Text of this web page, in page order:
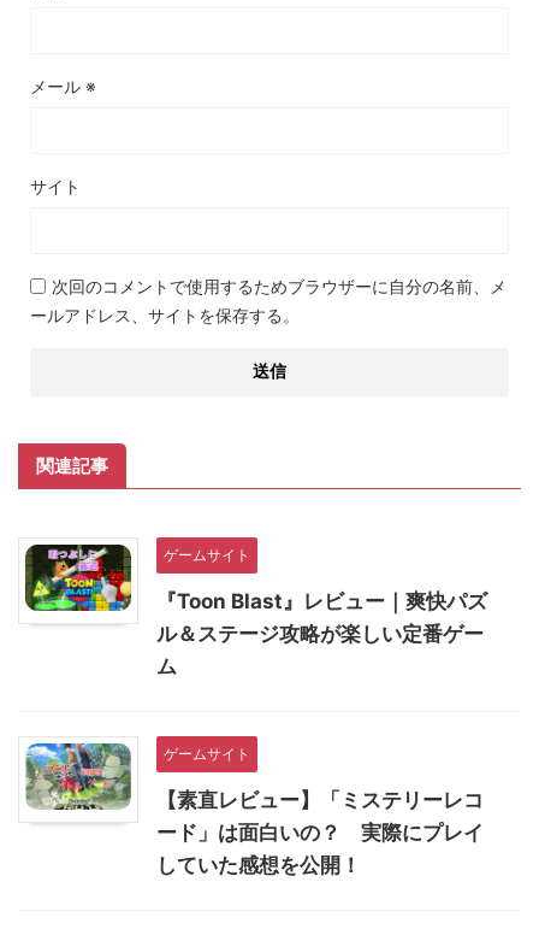
メール ※
サイト
次回のコメントで使用するためブラウザーに自分の名前、メ
ールアドレス、サイトを保存する。
関連記事
ゲームサイト
『Toon Blast』レビュー｜爽快パズ
ル＆ステージ攻略が楽しい定番ゲー
ム
ゲームサイト
【素直レビュー】「ミステリーレコ
ード」は面白いの？ 実際にプレイ
していた感想を公開！